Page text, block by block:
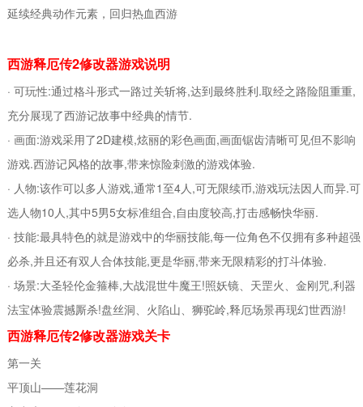
延续经典动作元素，回归热血西游
西游释厄传2修改器游戏说明
· 可玩性:通过格斗形式一路过关斩将,达到最终胜利.取经之路险阻重重,
充分展现了西游记故事中经典的情节.
· 画面:游戏采用了2D建模,炫丽的彩色画面,画面锯齿清晰可见但不影响
游戏.西游记风格的故事,带来惊险刺激的游戏体验.
· 人物:该作可以多人游戏,通常1至4人,可无限续币,游戏玩法因人而异.可
选人物10人,其中5男5女标准组合,自由度较高,打击感畅快华丽.
· 技能:最具特色的就是游戏中的华丽技能,每一位角色不仅拥有多种超强
必杀,并且还有双人合体技能,更是华丽,带来无限精彩的打斗体验.
· 场景:大圣轻伦金箍棒,大战混世牛魔王!照妖镜、天罡火、金刚咒,利器
法宝体验震撼厮杀!盘丝洞、火陷山、狮驼岭,释厄场景再现幻世西游!
西游释厄传2修改器游戏关卡
第一关
平顶山——莲花洞